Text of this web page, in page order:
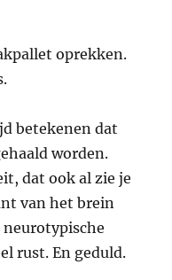
oprekken.
betekenen dat
worden.
dat ook al zie je
van het brein
rust. En geduld.